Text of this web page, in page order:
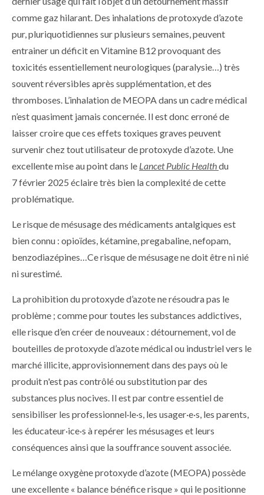
comme gaz hilarant. Des inhalations de protoxyde d’azote
pur, pluriquotidiennes sur plusieurs semaines, peuvent
entrainer un déficit en Vitamine B12 provoquant des
toxicités essentiellement neurologiques (paralysie…) très
souvent réversibles après supplémentation, et des
thromboses. L’inhalation de MEOPA dans un cadre médical
n’est quasiment jamais concernée. Il est donc erroné de
laisser croire que ces effets toxiques graves peuvent
survenir chez tout utilisateur de protoxyde d’azote. Une
excellente mise au point dans le Lancet Public Healthdu
7 février 2025 éclaire très bien la complexité de cette
problématique.
Le risque de mésusage des médicaments antalgiques est
bien connu : opioïdes, kétamine, pregabaline, nefopam,
benzodiazépines…Ce risque de mésusage ne doit être ni nié
ni surestimé.
La prohibition du protoxyde d’azote ne résoudra pas le
problème ; comme pour toutes les substances addictives,
elle risque d’en créer de nouveaux : détournement, vol de
bouteilles de protoxyde d’azote médical ou industriel vers le
marché illicite, approvisionnement dans des pays où le
produit n'est pas contrôlé ou substitution par des
substances plus nocives. Il est par contre essentiel de
sensibiliser les professionnel·le·s, les usager·e·s, les parents,
les éducateur·ice·s à repérer les mésusages et leurs
conséquences ainsi que la souffrance souvent associée.
Le mélange oxygène protoxyde d’azote (MEOPA) possède
une excellente « balance bénéfice risque » qui le positionne